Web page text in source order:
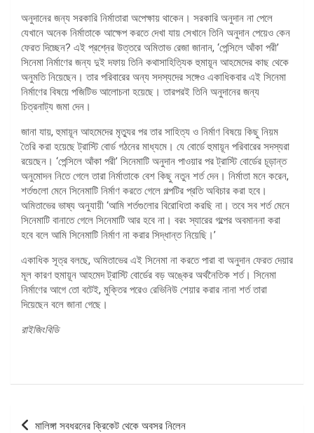
অনুদানের জন্য সরকারি নির্মাতারা অপেক্ষায় থাকেন। সরকারি অনুদান না পেলে
যেখানে অনেক নির্মাতাকে আক্ষেপ করতে দেখা যায় সেখানে তিনি অনুদান পেয়েও কেন
ফেরত দিচ্ছেন? এই প্রশ্নের উত্তরে অমিতাভ রেজা জানান, ‘পেন্সিলে আঁকা পরী’
সিনেমা নির্মাণের জন্য দুই দফায় তিনি কথাসাহিত্যিক হুমায়ূন আহমেদের কাছ থেকে
অনুমতি নিয়েছেন। তার পরিবারের অন্য সদস্যদের সঙ্গেও একাধিকবার এই সিনেমা
নির্মাণের বিষয়ে পজিটিভ আলোচনা হয়েছে। তারপরই তিনি অনুদানের জন্য
চিত্রনাট্য জমা দেন।
জানা যায়, হুমায়ূন আহমেদের মৃত্যুর পর তার সাহিত্য ও নির্মাণ বিষয়ে কিছু নিয়ম
তৈরি করা হয়েছে ট্রাস্টি বোর্ড গঠনের মাধ্যমে। যে বোর্ডে হুমায়ূন পরিবারের সদস্যরা
রয়েছেন। ‘পেন্সিলে আঁকা পরী’ সিনেমাটি অনুদান পাওয়ার পর ট্রাস্টি বোর্ডের চূড়ান্ত
অনুমোদন নিতে গেলে তারা নির্মাতাকে বেশ কিছু নতুন শর্ত দেন। নির্মাতা মনে করেন,
শর্তগুলো মেনে সিনেমাটি নির্মাণ করতে গেলে গল্পটির প্রতি অবিচার করা হবে।
অমিতাভের ভাষ্য অনুযায়ী ‘আমি শর্তগুলোর বিরোধিতা করছি না। তবে সব শর্ত মেনে
সিনেমাটি বানাতে গেলে সিনেমাটি আর হবে না। বরং স্যারের গল্পের অবমাননা করা
হবে বলে আমি সিনেমাটি নির্মাণ না করার সিদ্ধান্ত নিয়েছি।’
একাধিক সূত্র বলছে, অমিতাভের এই সিনেমা না করতে পারা বা অনুদান ফেরত দেয়ার
মূল কারণ হুমায়ূন আহমেদ ট্রাস্টি বোর্ডের বড় অঙ্কের অর্থনৈতিক শর্ত। সিনেমা
নির্মাণের আগে তো বটেই, মুক্তির পরেও রেভিনিউ শেয়ার করার নানা শর্ত তারা
দিয়েছেন বলে জানা গেছে।
রাইজিংবিডি
পোস্ট
মালিঙ্গা সবধরনের ক্রিকেট থেকে অবসর নিলেন